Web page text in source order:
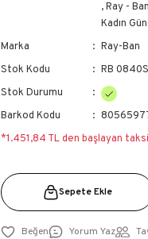
,Ray -
Kadın
Marka
Ray-Ban
Stok Kodu
RB
Stok Durumu
Barkod Kodu
*1.451,84 TL den başlayan
Sepete Ekle
Yorum Yaz